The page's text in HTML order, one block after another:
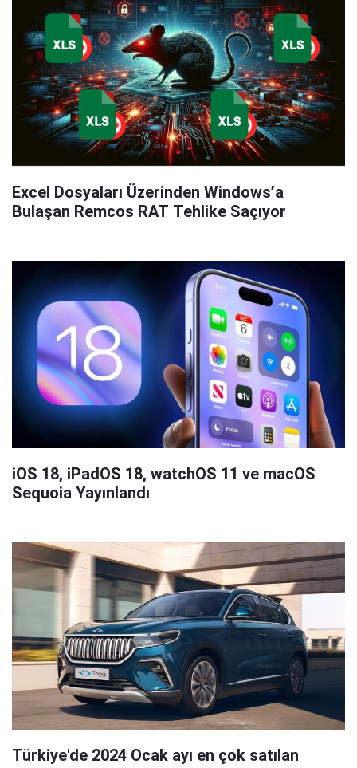
Excel Dosyaları Üzerinden Windows’a
Bulaşan Remcos RAT Tehlike Saçıyor
iOS 18, iPadOS 18, watchOS 11 ve macOS
Sequoia Yayınlandı
Türkiye'de 2024 Ocak ayı en çok satılan